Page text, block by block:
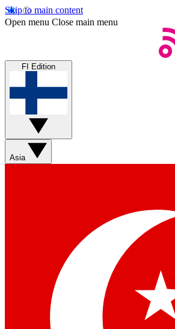
Skip to main content
Open menu Close main menu
FI Edition
Asia